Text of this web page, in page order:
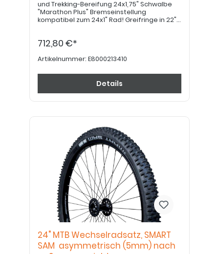
und Trekking-Bereifung 24x1,75" Schwalbe
"Marathon Plus" Bremseinstellung
kompatibel zum 24x1" Rad! Greifringe in 22"
Art.Nr. E8000213420 verwenden!
712,80 €*
Artikelnummer: E8000213410
Details
24" MTB Wechselradsatz, SMART
SAM asymmetrisch (5mm) nach